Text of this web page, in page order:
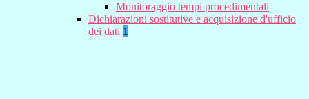
Monitoraggio tempi procedimentali
Dichiarazioni sostitutive e acquisizione d'ufficio
dei dati 1